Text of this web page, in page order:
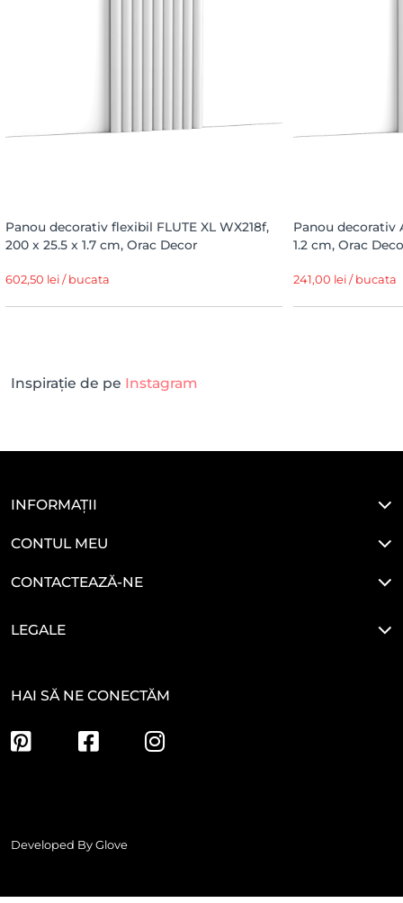
Panou decorativ flexibil FLUTE XL WX218f,
200 x 25.5 x 1.7 cm, Orac Decor
602,50 lei / bucata
Panou decorativ
1.2 cm, Orac
241,00 lei / bucata
Inspirație de pe Instagram
INFORMAȚII
CONTUL MEU
CONTACTEAZĂ-NE
LEGALE
HAI SĂ NE CONECTĂM
Developed By Glove